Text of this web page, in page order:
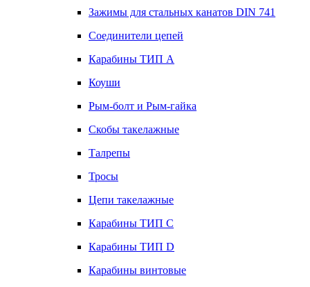
Зажимы для стальных канатов DIN 741
Соединители цепей
Карабины ТИП А
Коуши
Рым-болт и Рым-гайка
Скобы такелажные
Талрепы
Тросы
Цепи такелажные
Карабины ТИП C
Карабины ТИП D
Карабины винтовые